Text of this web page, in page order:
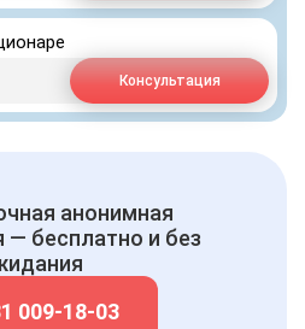
Консультация
анонимная
— бесплатно и без
009-18-03